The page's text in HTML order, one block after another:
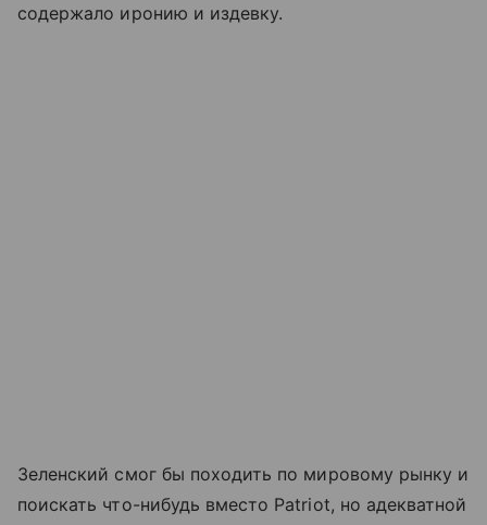
содержало иронию и издевку.
Зеленский смог бы походить по мировому рынку и
поискать что-нибудь вместо Patriot, но адекватной